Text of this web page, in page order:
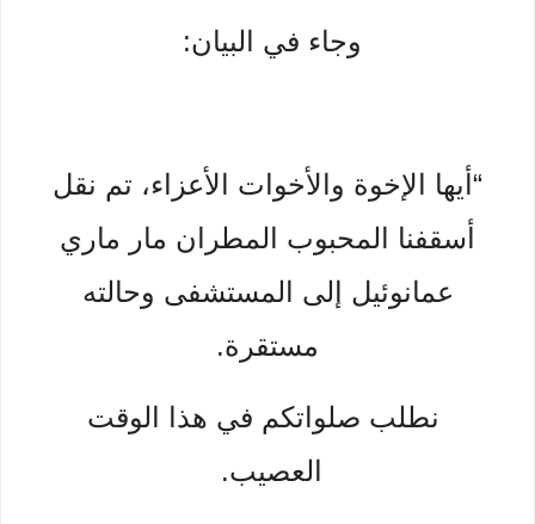
وجاء في البيان:
“أيها الإخوة والأخوات الأعزاء، تم نقل
أسقفنا المحبوب المطران مار ماري
عمانوئيل إلى المستشفى وحالته
مستقرة.
نطلب صلواتكم في هذا الوقت
العصيب.